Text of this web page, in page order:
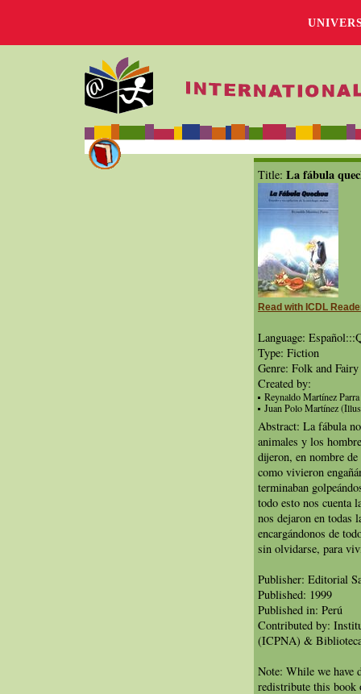
Title: La fábula
Read with ICDL
Language:
Type: Fiction
Genre: Folk and Fairy
Created by:
Reynaldo Martínez
Juan Polo Martínez
Abstract: La fábula
animales y los
dijeron, en nombre
como vivieron
terminaban
todo esto nos cuenta
nos dejaron en todas
encargándonos de
sin olvidarse, para
Publisher: Editorial
Published: 1999
Published in: Perú
Contributed by:
(ICPNA) &
Note: While we have
redistribute this book